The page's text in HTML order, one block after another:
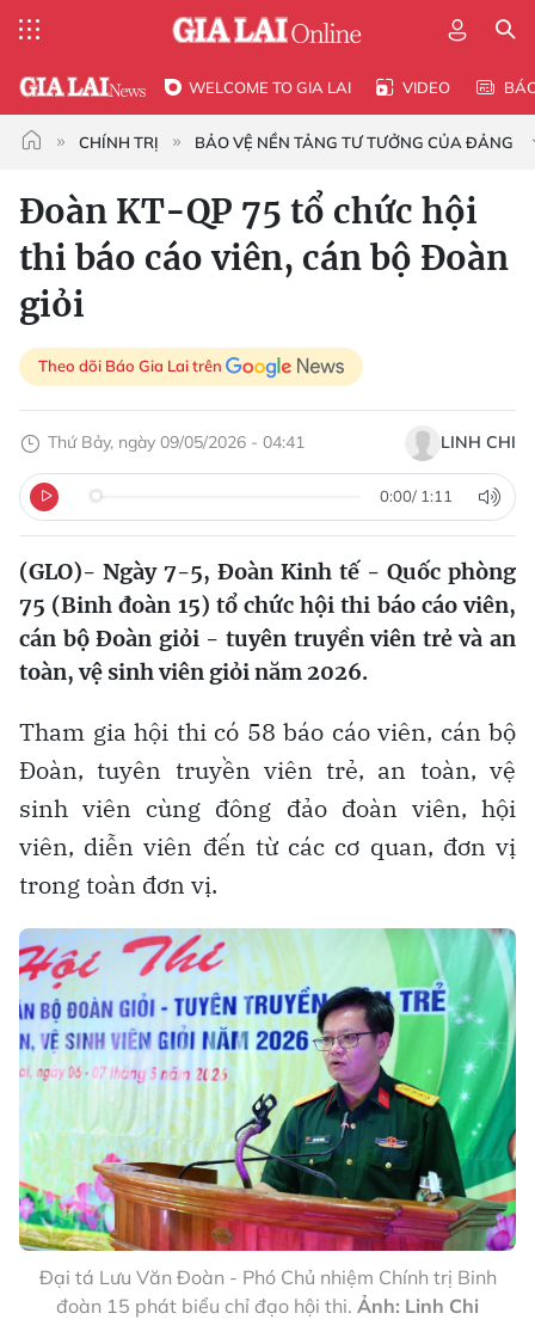
WELCOME TO GIA LAI VIDEO
CHÍNH TRỊ BẢO VỆ NỀN TẢNG TƯ TƯỞNG CỦA ĐẢNG
Đoàn KT-QP 75 tổ chức hội
thi báo cáo viên, cán bộ Đoàn
giỏi
Theo dõi Báo Gia Lai trên
Thứ Bảy, ngày 09/05/2026 - 04:41 LINH CHI
0:00/ 1:11
(GLO)- Ngày 7-5, Đoàn Kinh tế - Quốc phòng
75 (Binh đoàn 15) tổ chức hội thi báo cáo viên,
cán bộ Đoàn giỏi - tuyên truyền viên trẻ và an
toàn, vệ sinh viên giỏi năm 2026.
Tham gia hội thi có 58 báo cáo viên, cán bộ
Đoàn, tuyên truyền viên trẻ, an toàn, vệ
sinh viên cùng đông đảo đoàn viên, hội
viên, diễn viên đến từ các cơ quan, đơn vị
trong toàn đơn vị.
Đại tá Lưu Văn Đoàn - Phó Chủ nhiệm Chính trị Binh
đoàn 15 phát biểu chỉ đạo hội thi. Ảnh: Linh Chi